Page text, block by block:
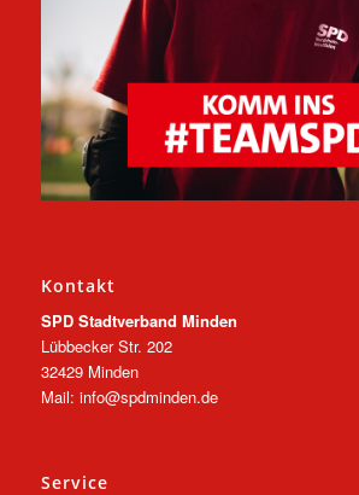
Kontakt
SPD Stadtverband Minden
Lübbecker Str. 202
32429 Minden
Mail: info@spdminden.de
Service